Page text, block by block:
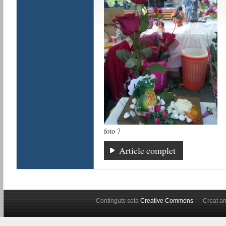
foto 7
Article complet
Continguts sota Creative Commons Creat